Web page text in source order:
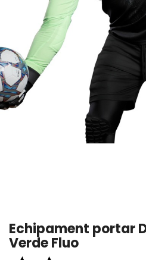
Echipamente sportive
personalizate
Geci sport
Trening
Outlet Lupos
Echipament portar
Verde Fluo